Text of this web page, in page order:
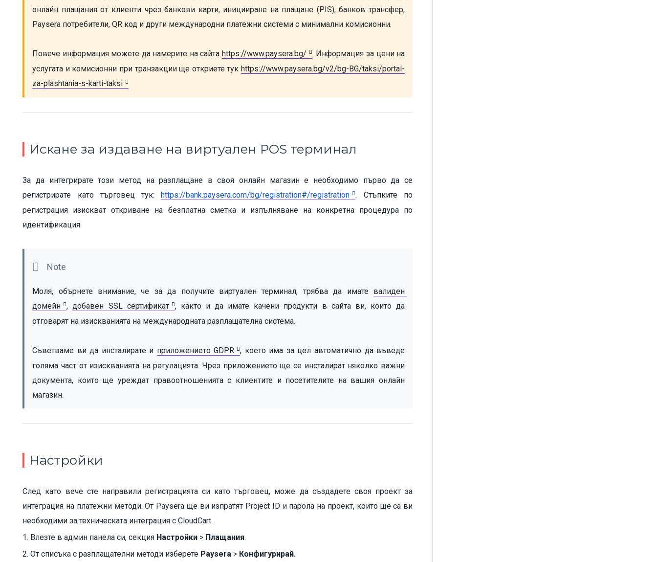
онлайн плащания от клиенти чрез банкови карти, иницииране на плащане (PIS), банков трансфер,
Paysera потребители, QR код и други международни платежни системи с минимални комисионни.
Повече информация можете да намерите на сайта https://www.paysera.bg/
. Информация за цени на
услугата и комисионни при транзакции ще откриете тук https://www.paysera.bg/v2/bg-BG/taksi/portal-
za-plashtania-s-karti-taksi
Искане за издаване на виртуален POS терминал
За да интегрирате този метод на разплащане в своя онлайн магазин е необходимо първо да се
регистрирате като търговец тук:https://bank.paysera.com/bg/registration#/registration . Стъпките по
регистрация изискват откриване на безплатна сметка и изпълняване на конкретна процедура по
идентификация.
Моля, обърнете внимание, че за да получите виртуален терминал, трябва да имате валиден
домейн
, добавен SSL сертификат
, както и да имате качени продукти в сайта ви, които да
отговарят на изискванията на международната разплащателна система.
Съветваме ви да инсталирате и приложението GDPR
, което има за цел автоматично да въведе
голяма част от изискванията на регулацията. Чрез приложението ще се инсталират няколко важни
документа, които ще уреждат правоотношенията с клиентите и посетителите на вашия онлайн
магазин.
Настройки
След като вече сте направили регистрацията си като търговец, може да създадете своя проект за
интеграция на платежни методи. От Paysera ще ви изпратят Project ID и парола на проект, които ще са ви
необходими за техническата интеграция с CloudCart.
1. Влезте в админ панела си, секция Настройки > Плащания.
2. От списъка с разплащателни методи изберете Paysera > Конфигурирай.